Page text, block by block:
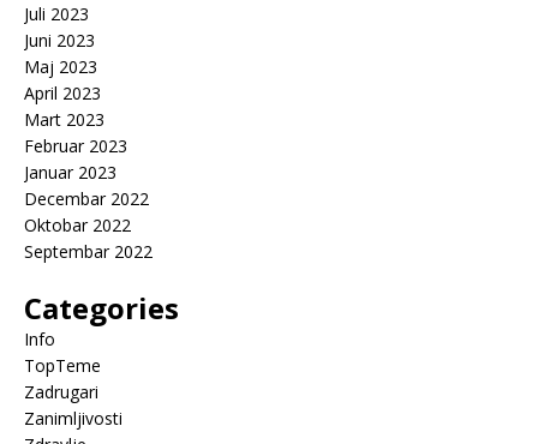
Juli 2023
Juni 2023
Maj 2023
April 2023
Mart 2023
Februar 2023
Januar 2023
Decembar 2022
Oktobar 2022
Septembar 2022
Categories
Info
TopTeme
Zadrugari
Zanimljivosti